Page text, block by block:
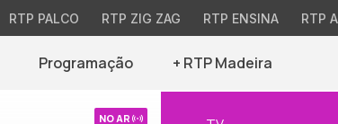
RTP PALCO RTP ZIG ZAG RTP ENSINA RTP
Programação + RTP Madeira
NO AR